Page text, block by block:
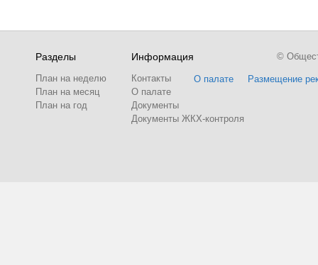
Разделы
План на неделю
План на месяц
План на год
Информация
Контакты
О палате
Документы
Документы ЖКХ-контроля
О палате Размещение
©